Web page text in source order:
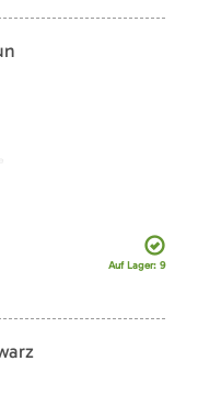
Auf Lager: 9